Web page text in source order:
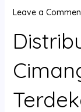
Leave a